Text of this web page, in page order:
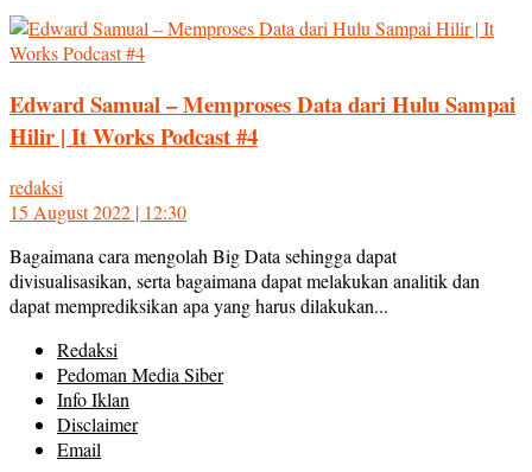
Edward Samual – Memproses Data dari Hulu Sampai
Hilir | It Works Podcast #4
redaksi
15 August 2022 | 12:30
Bagaimana cara mengolah Big Data sehingga dapat
divisualisasikan, serta bagaimana dapat melakukan analitik dan
dapat memprediksikan apa yang harus dilakukan...
Redaksi
Pedoman Media Siber
Info Iklan
Disclaimer
Email